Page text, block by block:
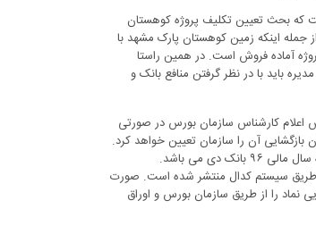
که بحث تعیین تکلیف پروژه کوهستان
اینکه زمین کوهستان پارک مشهد با
آماده فروش است. در همین راستا
باید با در نظر گرفتن منافع بانک و
اعلام کارشناس سازمان بورس در صورتی
بازگشایی آن را سازمان تعیین خواهد کرد.
اردیبهشت۹۷ به طور مستمر تهیه و از طریق سیستم کدال منتشر شده است. صورت
نماد را از طریق سازمان بورس و اوراق